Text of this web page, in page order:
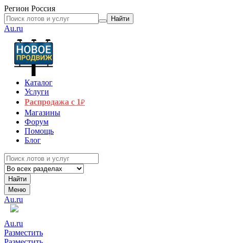
Регион Россия
Найти
Au.ru
Каталог
Услуги
Распродажа с 1₽
Магазины
Форум
Помощь
Блог
Найти
Меню
Au.ru
Au.ru
Разместить